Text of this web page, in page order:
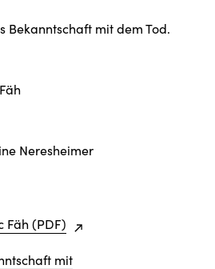
Bekanntschaft mit dem Tod.
Neresheimer
Fäh (PDF)
mit